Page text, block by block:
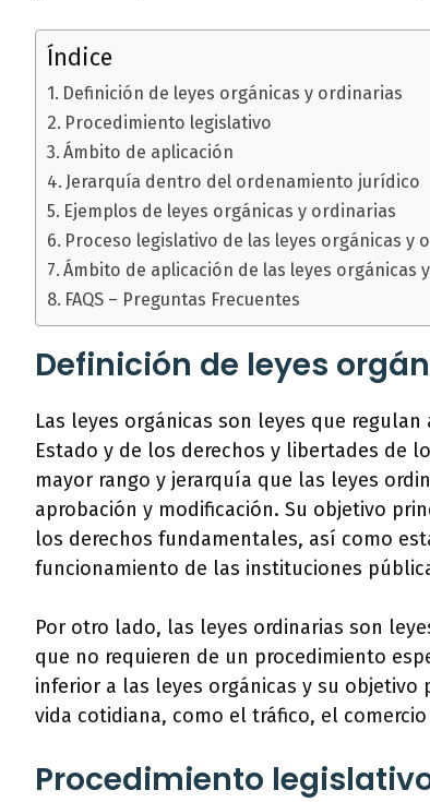
Índice
Definición de leyes orgánicas y ordinarias
Procedimiento legislativo
Ámbito de aplicación
Jerarquía dentro del ordenamiento jurídico
Ejemplos de leyes orgánicas y ordinarias
Proceso legislativo de las leyes orgánicas y
Ámbito de aplicación de las leyes orgánicas
FAQS – Preguntas Frecuentes
Definición de leyes
Las leyes orgánicas son leyes que
Estado y de los derechos y libertades de
mayor rango y jerarquía que las leyes
aprobación y modificación. Su objetivo
los derechos fundamentales, así como
funcionamiento de las instituciones
Por otro lado, las leyes ordinarias son
que no requieren de un procedimiento
inferior a las leyes orgánicas y su
vida cotidiana, como el tráfico, el
Procedimiento